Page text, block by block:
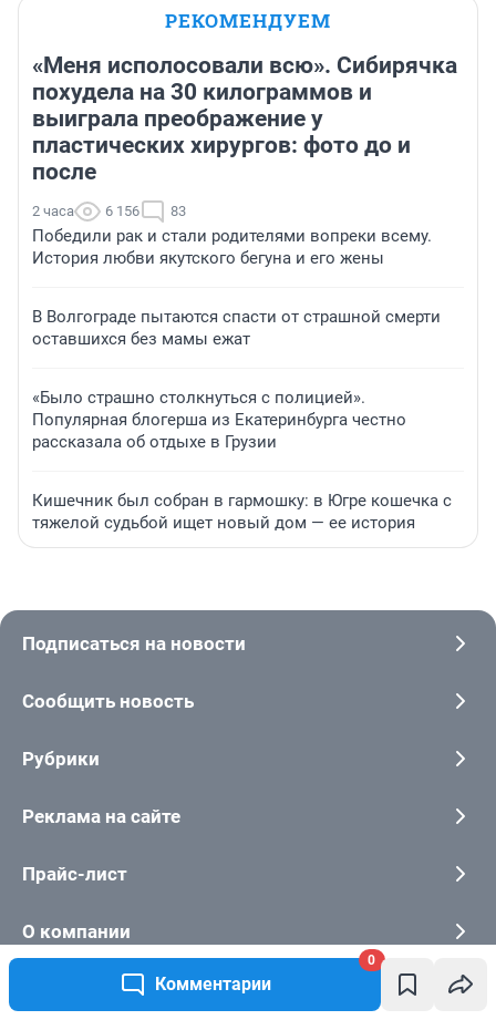
Комментарии
0
РЕКОМЕНДУЕМ
«Меня исполосовали всю». Сибирячка
похудела на 30 килограммов и
выиграла преображение у
пластических хирургов: фото до и
после
2 часа 6 156 83
Победили рак и стали родителями вопреки всему.
История любви якутского бегуна и его жены
В Волгограде пытаются спасти от страшной смерти
оставшихся без мамы ежат
«Было страшно столкнуться с полицией».
Популярная блогерша из Екатеринбурга честно
рассказала об отдыхе в Грузии
Кишечник был собран в гармошку: в Югре кошечка с
тяжелой судьбой ищет новый дом — ее история
Подписаться на новости
Сообщить новость
Рубрики
Реклама на сайте
Прайс-лист
О компании
Наши вакансии